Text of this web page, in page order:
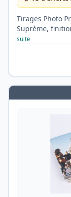
Tirages Photo
Suprème,
suite